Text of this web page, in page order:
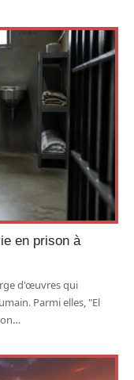
en prison à
d'œuvres qui
Parmi elles, "El
…